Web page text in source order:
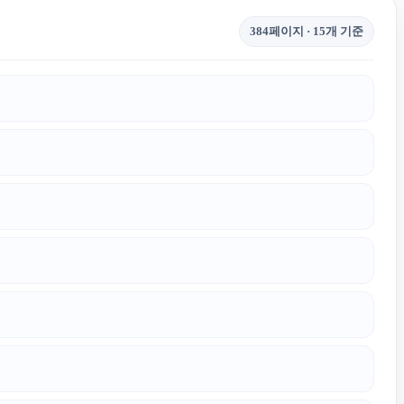
384페이지 · 15개 기준